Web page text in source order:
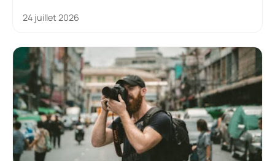
24 juillet 2026